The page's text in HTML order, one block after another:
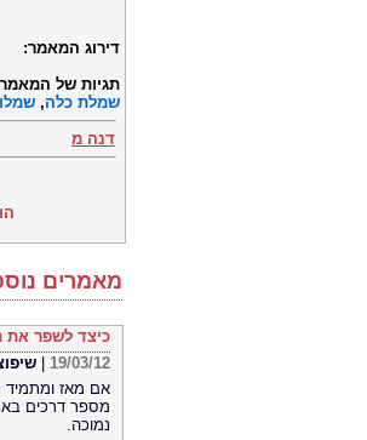
דירוג המאמר:
תגיות של
שמלת כלה,
דנה מ
מאמרים
כיצד לשפר את
19/03/12
אם מאז
מספר דרכים
נמוכה.